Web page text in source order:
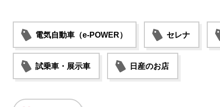
電気自動車（e-POWER） セレナ
試乗車・展示車 日産のお店